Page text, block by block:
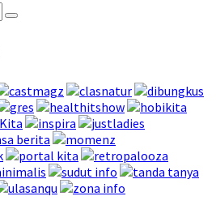
Search